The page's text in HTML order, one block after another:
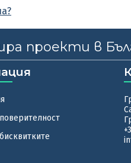
проекти в